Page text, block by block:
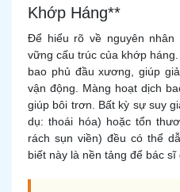
Khớp Háng**
Để hiểu rõ về nguyên nhân
vững cấu trúc của khớp
bao phủ đầu xương, giúp
vận động. Màng hoạt dịch
giúp bôi trơn. Bất kỳ sự suy
dụ: thoái hóa) hoặc tổn
rách sụn viền) đều có thể
biết này là nền tảng để bác